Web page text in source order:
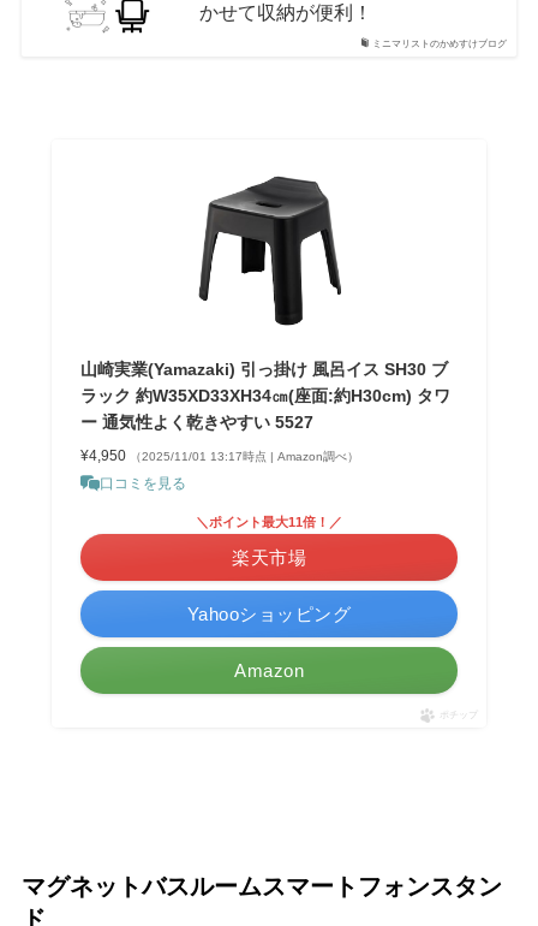
ミニマリストのかめすけブログ
かせて収納が便利！
山崎実業(Yamazaki) 引っ掛け 風呂イス SH30 ブ
ラック 約W35XD33XH34㎝(座面:約H30cm) タワ
ー 通気性よく乾きやすい 5527
¥4,950 （2025/11/01 13:17時点 | Amazon調べ）
口コミを見る
＼ポイント最大11倍！／
楽天市場
Yahooショッピング
Amazon
ポチップ
マグネットバスルームスマートフォンスタン
ド